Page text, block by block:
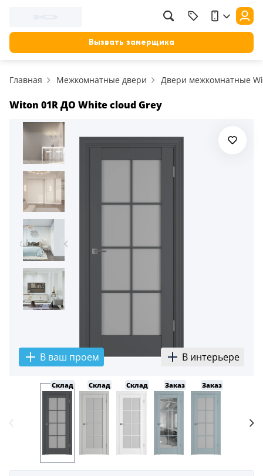
Вызвать замерщика
Главная Межкомнатные двери Двери межкомнатные
Witon 01R ДО White cloud Grey
В ваш проем В интерьере
Склад Склад Склад Заказ Заказ